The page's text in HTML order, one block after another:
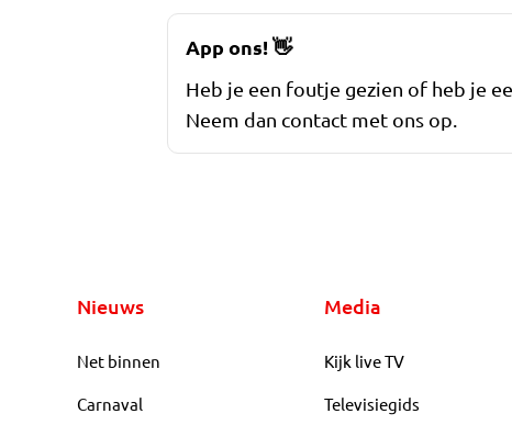
App ons!👋
Heb je een foutje gezien of heb je
Neem dan contact met ons op.
Nieuws
Net binnen
Carnaval
Media
Kijk live TV
Televisiegids